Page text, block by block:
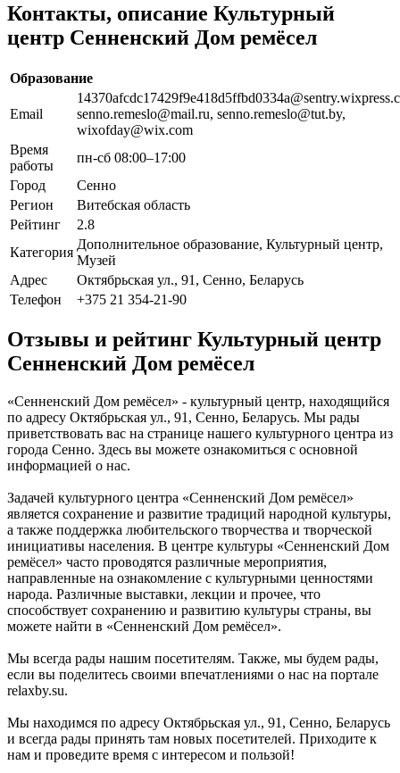
Контакты, описание Культурный
центр Сенненский Дом ремёсел
Образование
Email
senno.remeslo@mail.ru, senno.remeslo@tut.by,
wixofday@wix.com
Время
работы
пн-сб 08:00–17:00
Город
Сенно
Регион
Витебская область
Рейтинг
2.8
Категория
Дополнительное образование, Культурный центр,
Музей
Адрес
Октябрьская ул., 91, Сенно, Беларусь
Телефон
+375 21 354-21-90
Отзывы и рейтинг Культурный центр
Сенненский Дом ремёсел
«Сенненский Дом ремёсел» - культурный центр, находящийся
по адресу Октябрьская ул., 91, Сенно, Беларусь. Мы рады
приветствовать вас на странице нашего культурного центра из
города Сенно. Здесь вы можете ознакомиться с основной
информацией о нас.
Задачей культурного центра «Сенненский Дом ремёсел»
является сохранение и развитие традиций народной культуры,
а также поддержка любительского творчества и творческой
инициативы населения. В центре культуры «Сенненский Дом
ремёсел» часто проводятся различные мероприятия,
направленные на ознакомление с культурными ценностями
народа. Различные выставки, лекции и прочее, что
способствует сохранению и развитию культуры страны, вы
можете найти в «Сенненский Дом ремёсел».
Мы всегда рады нашим посетителям. Также, мы будем рады,
если вы поделитесь своими впечатлениями о нас на портале
relaxby.su.
Мы находимся по адресу Октябрьская ул., 91, Сенно, Беларусь
и всегда рады принять там новых посетителей. Приходите к
нам и проведите время с интересом и пользой!